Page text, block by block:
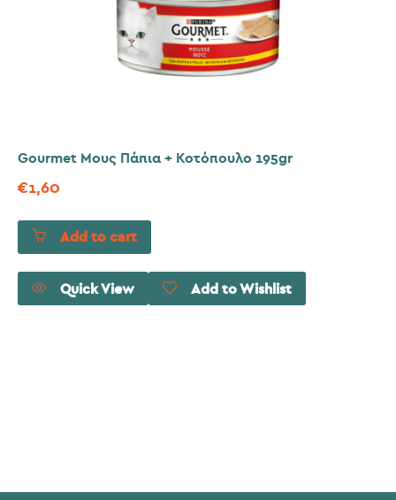
Gourmet Μους Πάπια + Κοτόπουλο 195gr
€1,60
Add to cart
Quick View Add to Wishlist